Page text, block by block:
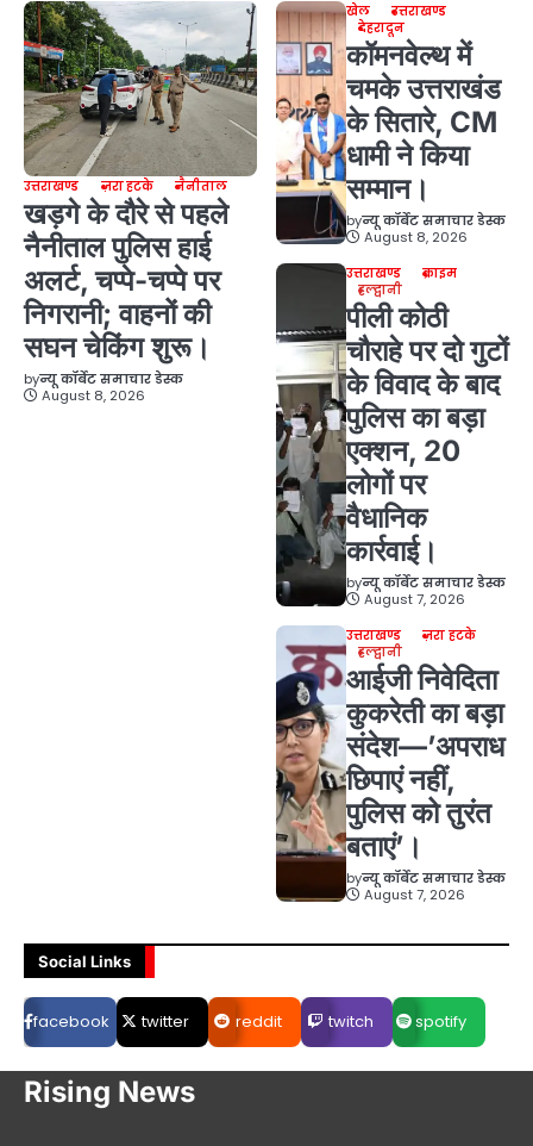
उत्तराखण्ड ज़रा हटके नैनीताल
खड़गे के दौरे से पहले
नैनीताल पुलिस हाई
अलर्ट, चप्पे-चप्पे पर
निगरानी; वाहनों की
सघन चेकिंग शुरू।
byन्यू कॉर्बेट समाचार डेस्क
August 8, 2026
खेल
उत्तराखण्ड
देहरादून
कॉमनवेल्थ में
चमके उत्तराखंड
के सितारे, CM
धामी ने किया
सम्मान।
byन्यू कॉर्बेट समाचार डेस्क
August 8, 2026
उत्तराखण्ड
क्राइम
हल्द्वानी
पीली कोठी
चौराहे पर दो गुटों
के विवाद के बाद
पुलिस का बड़ा
एक्शन, 20
लोगों पर
वैधानिक
कार्रवाई।
byन्यू कॉर्बेट समाचार डेस्क
August 7, 2026
उत्तराखण्ड
ज़रा हटके
हल्द्वानी
आईजी निवेदिता
कुकरेती का बड़ा
संदेश—’अपराध
छिपाएं नहीं,
पुलिस को तुरंत
बताएं’।
byन्यू कॉर्बेट समाचार डेस्क
August 7, 2026
Social Links
facebook twitter reddit twitch spotify
Rising News